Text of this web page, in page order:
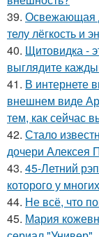
39. Освежающая
телу лёгкость и
40. Щитовидка -
выглядите
41. В интернете
внешнем виде
тем, как сейчас
42. Стало
дочери Алексея
43. 45-Летний
которого у
44. Не всё, что
45. Мария